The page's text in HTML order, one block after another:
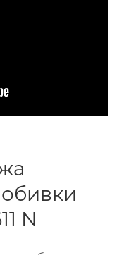
N